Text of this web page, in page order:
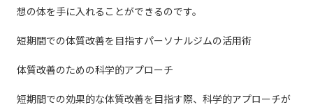
想の体を手に入れることができるのです。
短期間での体質改善を目指すパーソナルジムの活用術
体質改善のための科学的アプローチ
短期間での効果的な体質改善を目指す際、科学的アプローチが